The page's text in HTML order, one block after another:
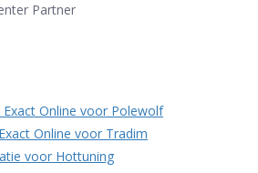
Partner
Exact Online voor Polewolf
Online voor Tradim
voor Hottuning